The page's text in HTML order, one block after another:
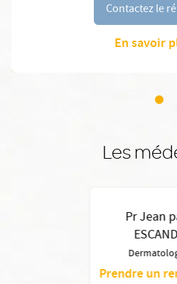
Contactez le
En savoir
Les
Pr Jean
Prendre un